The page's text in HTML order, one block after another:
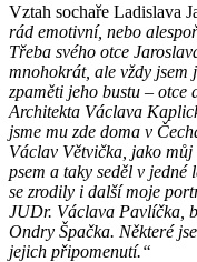
Vztah sochaře Ladislava
rád emotivní, nebo
Třeba svého otce
mnohokrát, ale vždy
zpaměti jeho bustu – otce
Architekta Václava
jsme mu zde doma v
Václav Větvička, jako můj
psem a taky seděl v
se zrodily i další moje
JUDr. Václava Pavlíčka,
Ondry Špačka. Některé
jejich připomenutí.“